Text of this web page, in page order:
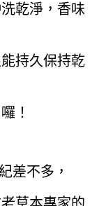
乾淨，香味
持久保持乾
！
差不多，